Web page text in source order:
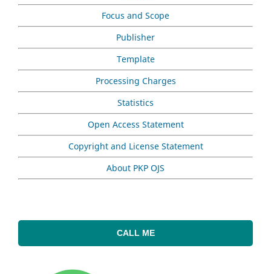
Focus and Scope
Publisher
Template
Processing Charges
Statistics
Open Access Statement
Copyright and License Statement
About PKP OJS
CALL ME